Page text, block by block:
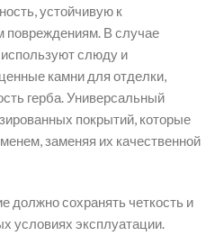
устойчивую к
повреждениям. В случае
слюду и
камни для отделки,
герба. Универсальный
покрытий, которые
заменяя их качественной
должно сохранять четкость и
условиях эксплуатации.